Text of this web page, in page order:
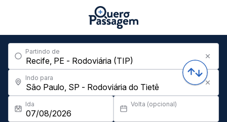
Partindo de
Indo para
Ida Volta (opcional)